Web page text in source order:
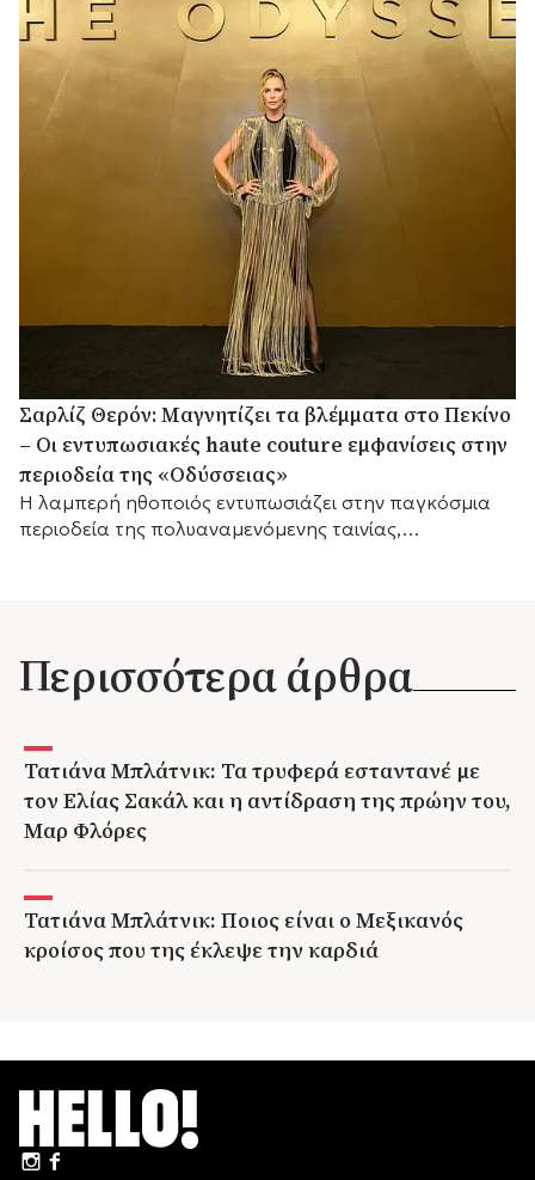
Σαρλίζ Θερόν: Μαγνητίζει τα βλέμματα στο Πεκίνο
– Οι εντυπωσιακές haute couture εμφανίσεις στην
περιοδεία της «Οδύσσειας»
Η λαμπερή ηθοποιός εντυπωσιάζει στην παγκόσμια
περιοδεία της πολυαναμενόμενης ταινίας,
Περισσότερα άρθρα
Τατιάνα Μπλάτνικ: Τα τρυφερά εσταντανέ με
τον Ελίας Σακάλ και η αντίδραση της πρώην του,
Μαρ Φλόρες
Τατιάνα Μπλάτνικ: Ποιος είναι ο Μεξικανός
κροίσος που της έκλεψε την καρδιά